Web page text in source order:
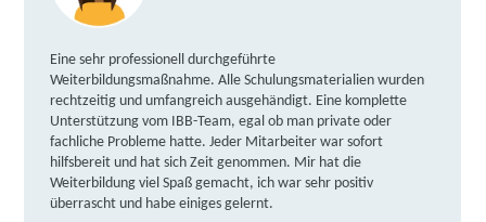
Eine sehr professionell durchgeführte
Weiterbildungsmaßnahme. Alle Schulungsmaterialien wurden
rechtzeitig und umfangreich ausgehändigt. Eine komplette
Unterstützung vom IBB-Team, egal ob man private oder
fachliche Probleme hatte. Jeder Mitarbeiter war sofort
hilfsbereit und hat sich Zeit genommen. Mir hat die
Weiterbildung viel Spaß gemacht, ich war sehr positiv
überrascht und habe einiges gelernt.